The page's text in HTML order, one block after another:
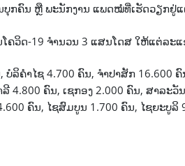
ກຄົນ ຫຼື ພະນັກງານ ແພດໝໍທີ່ເຮັດວຽກຢູ່
ຄວິດ-19 ຈຳນວນ 3 ແສນໂດສ ໃຫ້ແຕ່ລະແ
ລິຄຳໄຊ 4.700 ຄົນ, ຈຳປາສັກ 16.600
4.800 ຄົນ, ເຊກອງ 2.000 ຄົນ, ສາລ
ຄົນ, ໄຊສົມບູນ 1.700 ຄົນ, ໄຊຍະບູ